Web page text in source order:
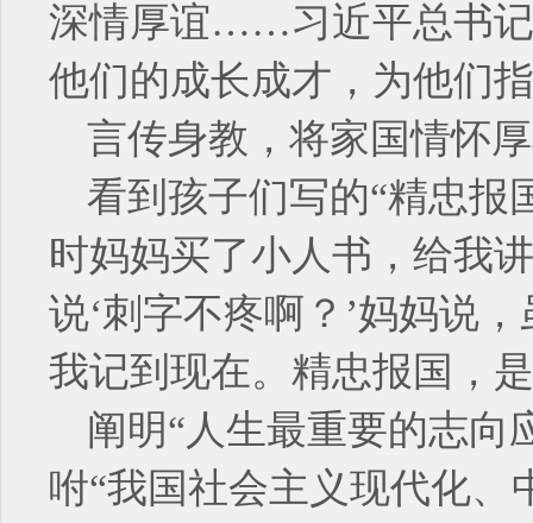
深情厚谊……习近平总书
他们的成长成才，为他们
言传身教，将家国情怀
看到孩子们写的“精忠报
时妈妈买了小人书，给我
说‘刺字不疼啊？’妈妈说
我记到现在。精忠报国，
阐明“人生最重要的志向
咐“我国社会主义现代化